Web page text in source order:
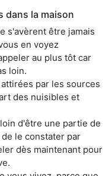
dans la maison
s'avèrent être jamais
en voyez
au plus tôt car
loin.
par les sources
des nuisibles et
d'être une partie de
le constater par
dès maintenant pour